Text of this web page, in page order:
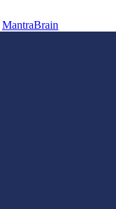
MantraBrain